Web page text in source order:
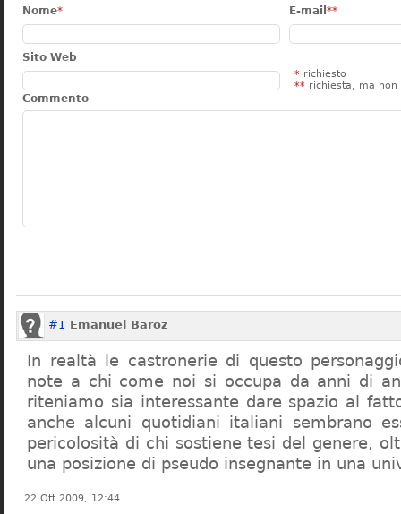
Nome* E-mail **
Sito Web
* richiesto
** richiesta, ma non
Commento
#1 Emanuel Baroz
In realtà le castronerie di questo
note a chi come noi si occupa da anni di
riteniamo sia interessante dare spazio al fatto
anche alcuni quotidiani italiani sembrano
pericolosità di chi sostiene tesi del genere,
una posizione di pseudo insegnante in una
22 Ott 2009, 12:44